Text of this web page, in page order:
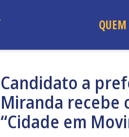
Candidato a
Miranda recebe
“Cidade em